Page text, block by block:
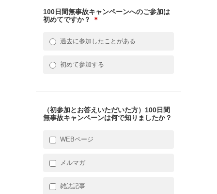
100日間無事故キャンペーンへのご参加は
初めてですか？
＊
過去に参加したことがある
初めて参加する
（初参加とお答えいただいた方）100日間
無事故キャンペーンは何で知りましたか？
WEBページ
メルマガ
雑誌記事